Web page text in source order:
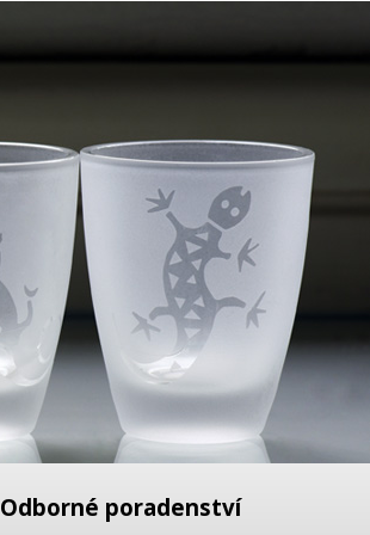
Odborné poradenství